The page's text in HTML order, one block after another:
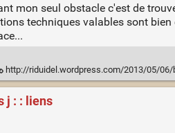
mon seul obstacle c'est de
techniques valables sont bien
http://riduidel.wordpress.com/2013/05/06/
j : : liens